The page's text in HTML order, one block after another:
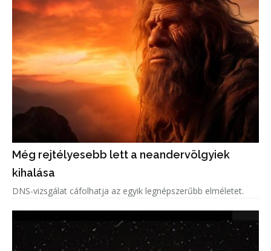
Még rejtélyesebb lett a neandervölgyiek
kihalása
DNS-vizsgálat cáfolhatja az egyik legnépszerűbb elméletet.